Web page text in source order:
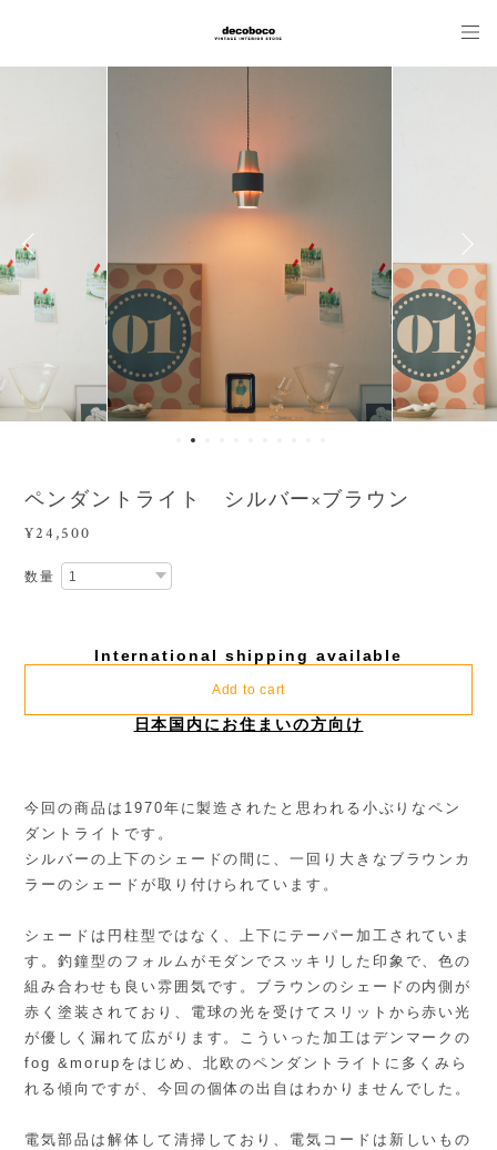
ペンダントライト シルバー×ブラウン
¥24,500
数量
International shipping available
Add to cart
日本国内にお住まいの方向け
今回の商品は1970年に製造されたと思われる小ぶりなペン
ダントライトです。
シルバーの上下のシェードの間に、一回り大きなブラウンカ
ラーのシェードが取り付けられています。
シェードは円柱型ではなく、上下にテーパー加工されていま
す。釣鐘型のフォルムがモダンでスッキリした印象で、色の
組み合わせも良い雰囲気です。ブラウンのシェードの内側が
赤く塗装されており、電球の光を受けてスリットから赤い光
が優しく漏れて広がります。こういった加工はデンマークの
fog &morupをはじめ、北欧のペンダントライトに多くみら
れる傾向ですが、今回の個体の出自はわかりませんでした。
電気部品は解体して清掃しており、電気コードは新しいもの